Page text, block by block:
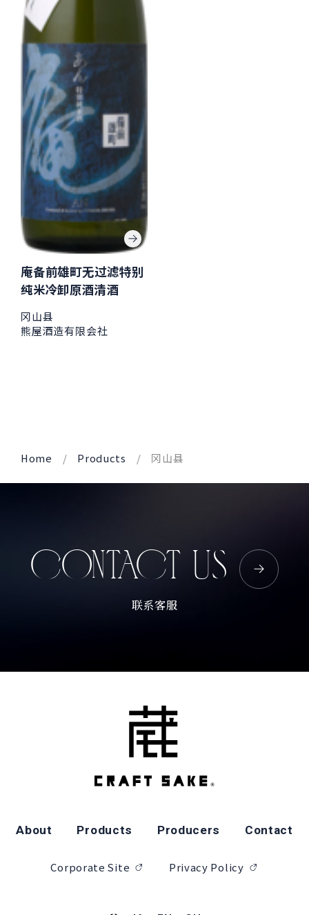
庵备前雄町无过滤特别
纯米冷卸原酒清酒
冈山县
熊屋酒造有限会社
Home Products 冈山县
CONTACT US
联系客服
About Products Producers Contact
Corporate Site Privacy Policy